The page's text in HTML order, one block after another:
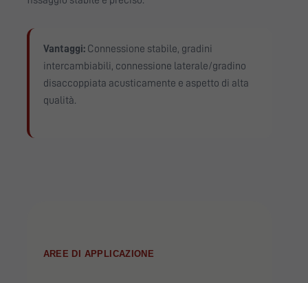
Vantaggi:Connessione stabile, gradini
intercambiabili, connessione laterale/gradino
disaccoppiata acusticamente e aspetto di alta
qualità.
AREE DI APPLICAZIONE